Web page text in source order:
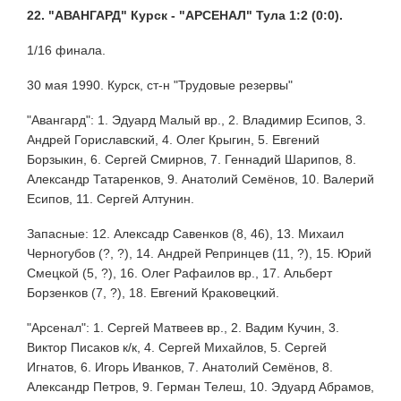
22. "АВАНГАРД" Курск - "АРСЕНАЛ" Тула 1:2 (0:0).
1/16 финала.
30 мая 1990. Курск, ст-н "Трудовые резервы"
"Авангард": 1. Эдуард Малый вр., 2. Владимир Есипов, 3.
Андрей Гориславский, 4. Олег Крыгин, 5. Евгений
Борзыкин, 6. Сергей Смирнов, 7. Геннадий Шарипов, 8.
Александр Татаренков, 9. Анатолий Семёнов, 10. Валерий
Есипов, 11. Сергей Алтунин.
Запасные: 12. Алексадр Савенков (8, 46), 13. Михаил
Черногубов (?, ?), 14. Андрей Репринцев (11, ?), 15. Юрий
Смецкой (5, ?), 16. Олег Рафаилов вр., 17. Альберт
Борзенков (7, ?), 18. Евгений Краковецкий.
"Арсенал": 1. Сергей Матвеев вр., 2. Вадим Кучин, 3.
Виктор Писаков к/к, 4. Сергей Михайлов, 5. Сергей
Игнатов, 6. Игорь Иванков, 7. Анатолий Семёнов, 8.
Александр Петров, 9. Герман Телеш, 10. Эдуард Абрамов,